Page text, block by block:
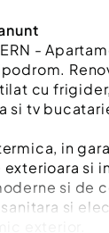
-
cu
si tv
in
exterioara si
si de
si